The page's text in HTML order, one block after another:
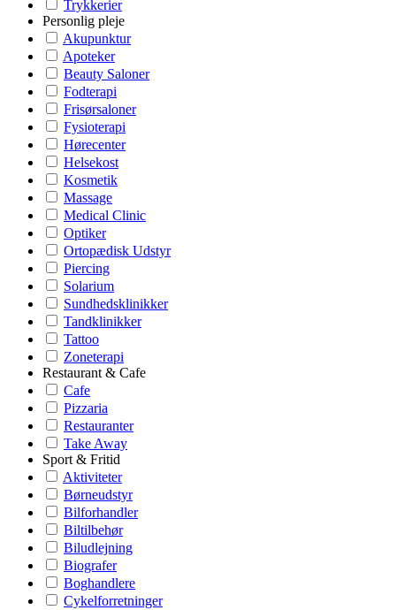
Trykkerier
Personlig pleje
Akupunktur
Apoteker
Beauty Saloner
Fodterapi
Frisørsaloner
Fysioterapi
Hørecenter
Helsekost
Kosmetik
Massage
Medical Clinic
Optiker
Ortopædisk Udstyr
Piercing
Solarium
Sundhedsklinikker
Tandklinikker
Tattoo
Zoneterapi
Restaurant & Cafe
Cafe
Pizzaria
Restauranter
Take Away
Sport & Fritid
Aktiviteter
Børneudstyr
Bilforhandler
Biltilbehør
Biludlejning
Biografer
Boghandlere
Cykelforretninger